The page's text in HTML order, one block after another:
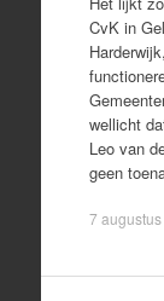
CvK in
wellicht
Leo van
geen
7